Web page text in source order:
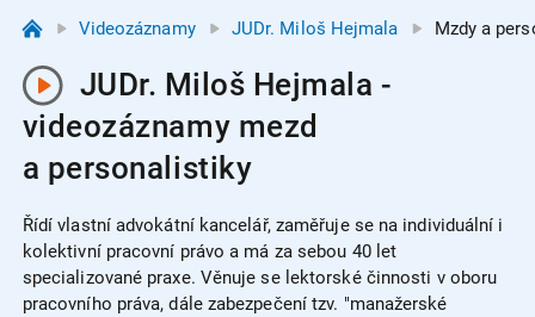
Videozáznamy JUDr. Miloš Hejmala Mzdy a
JUDr. Miloš Hejmala -
videozáznamy mezd
a personalistiky
Řídí vlastní advokátní kancelář, zaměřuje se na individuální i
kolektivní pracovní právo a má za sebou 40 let
specializované praxe. Věnuje se lektorské činnosti v oboru
pracovního práva, dále zabezpečení tzv. "manažerské